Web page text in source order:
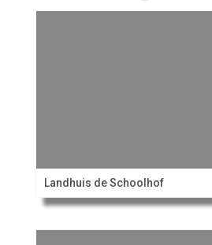
Landhuis de Schoolhof